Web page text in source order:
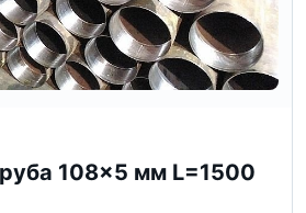
108×5 мм L=1500